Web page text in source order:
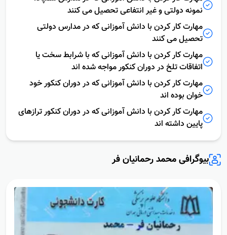
نمونه دولتی و غیر انتفاعی تحصیل می کنند
مهارت کار کردن با دانش آموزانی که در مدارس دولتی
تحصیل می کنند
مهارت کار کردن با دانش آموزانی که با شرابط سخت یا
اتفاقات تلخ در دوران کنکور مواجه شده اند
مهارت کار کردن با دانش آموزانی که در دوران کنکور خود
خوان بوده اند
مهارت کار کردن با دانش آموزانی که در دوران کنکور ترازهای
پایین داشته اند
بیوگرافی محمد رحمانیان فر